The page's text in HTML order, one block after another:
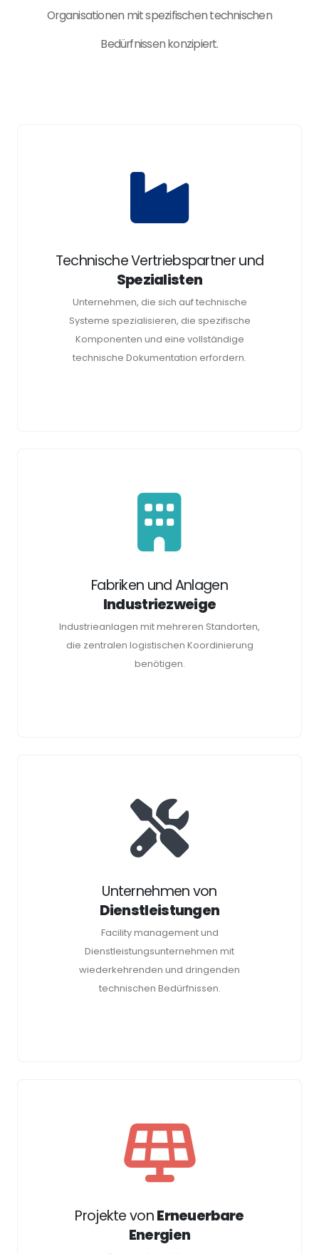
Organisationen mit spezifischen technischen
Bedürfnissen konzipiert.
Technische Vertriebspartner und
Spezialisten
Unternehmen, die sich auf technische
Systeme spezialisieren, die spezifische
Komponenten und eine vollständige
technische Dokumentation erfordern.
Fabriken und Anlagen
Industriezweige
Industrieanlagen mit mehreren Standorten,
die zentralen logistischen Koordinierung
benötigen.
Unternehmen von
Dienstleistungen
Facility management und
Dienstleistungsunternehmen mit
wiederkehrenden und dringenden
technischen Bedürfnissen.
Projekte vonErneuerbare
Energien